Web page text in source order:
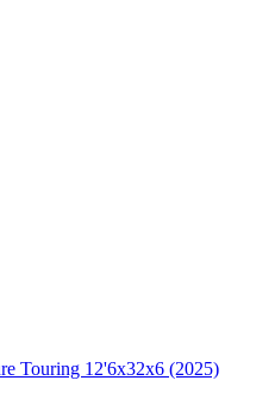
Touring 12'6x32x6 (2025)